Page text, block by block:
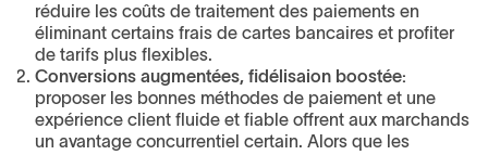
réduire les coûts de traitement des paiements en
éliminant certains frais de cartes bancaires et profiter
de tarifs plus flexibles.
Conversions augmentées, fidélisaion boostée:
proposer les bonnes méthodes de paiement et une
expérience client fluide et fiable offrent aux marchands
un avantage concurrentiel certain. Alors que les